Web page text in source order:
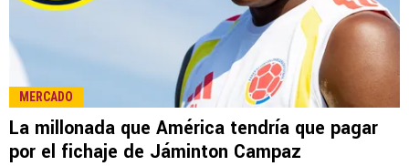
MERCADO
La millonada que América tendría que pagar
por el fichaje de Jáminton Campaz